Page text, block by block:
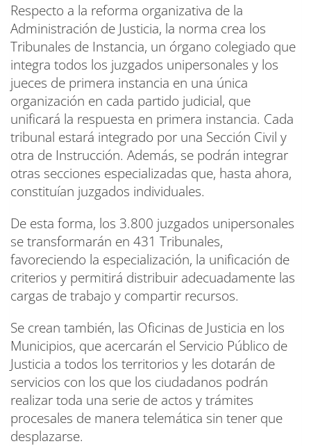
Respecto a la reforma organizativa de la
Administración de Justicia, la norma crea los
Tribunales de Instancia, un órgano colegiado que
integra todos los juzgados unipersonales y los
jueces de primera instancia en una única
organización en cada partido judicial, que
unificará la respuesta en primera instancia. Cada
tribunal estará integrado por una Sección Civil y
otra de Instrucción. Además, se podrán integrar
otras secciones especializadas que, hasta ahora,
constituían juzgados individuales.
De esta forma, los 3.800 juzgados unipersonales
se transformarán en 431 Tribunales,
favoreciendo la especialización, la unificación de
criterios y permitirá distribuir adecuadamente las
cargas de trabajo y compartir recursos.
Se crean también, las Oficinas de Justicia en los
Municipios, que acercarán el Servicio Público de
Justicia a todos los territorios y les dotarán de
servicios con los que los ciudadanos podrán
realizar toda una serie de actos y trámites
procesales de manera telemática sin tener que
desplazarse.